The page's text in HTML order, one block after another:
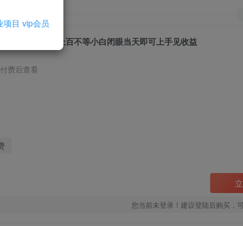
一单利润几十上百不等小白闭眼当天即可上手见收益
费后查看
您当前未登录！建议登陆后购买，
项目 vip会员